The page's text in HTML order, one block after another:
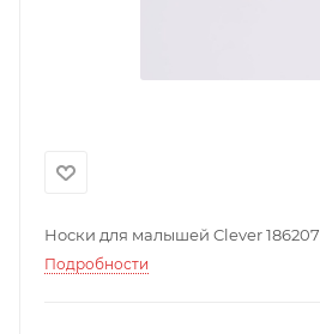
Носки для малышей Clever 186207
Подробности